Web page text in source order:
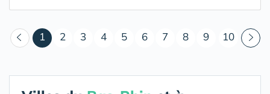
1 (courant)
2 3 4 5 6 7 8 9 10